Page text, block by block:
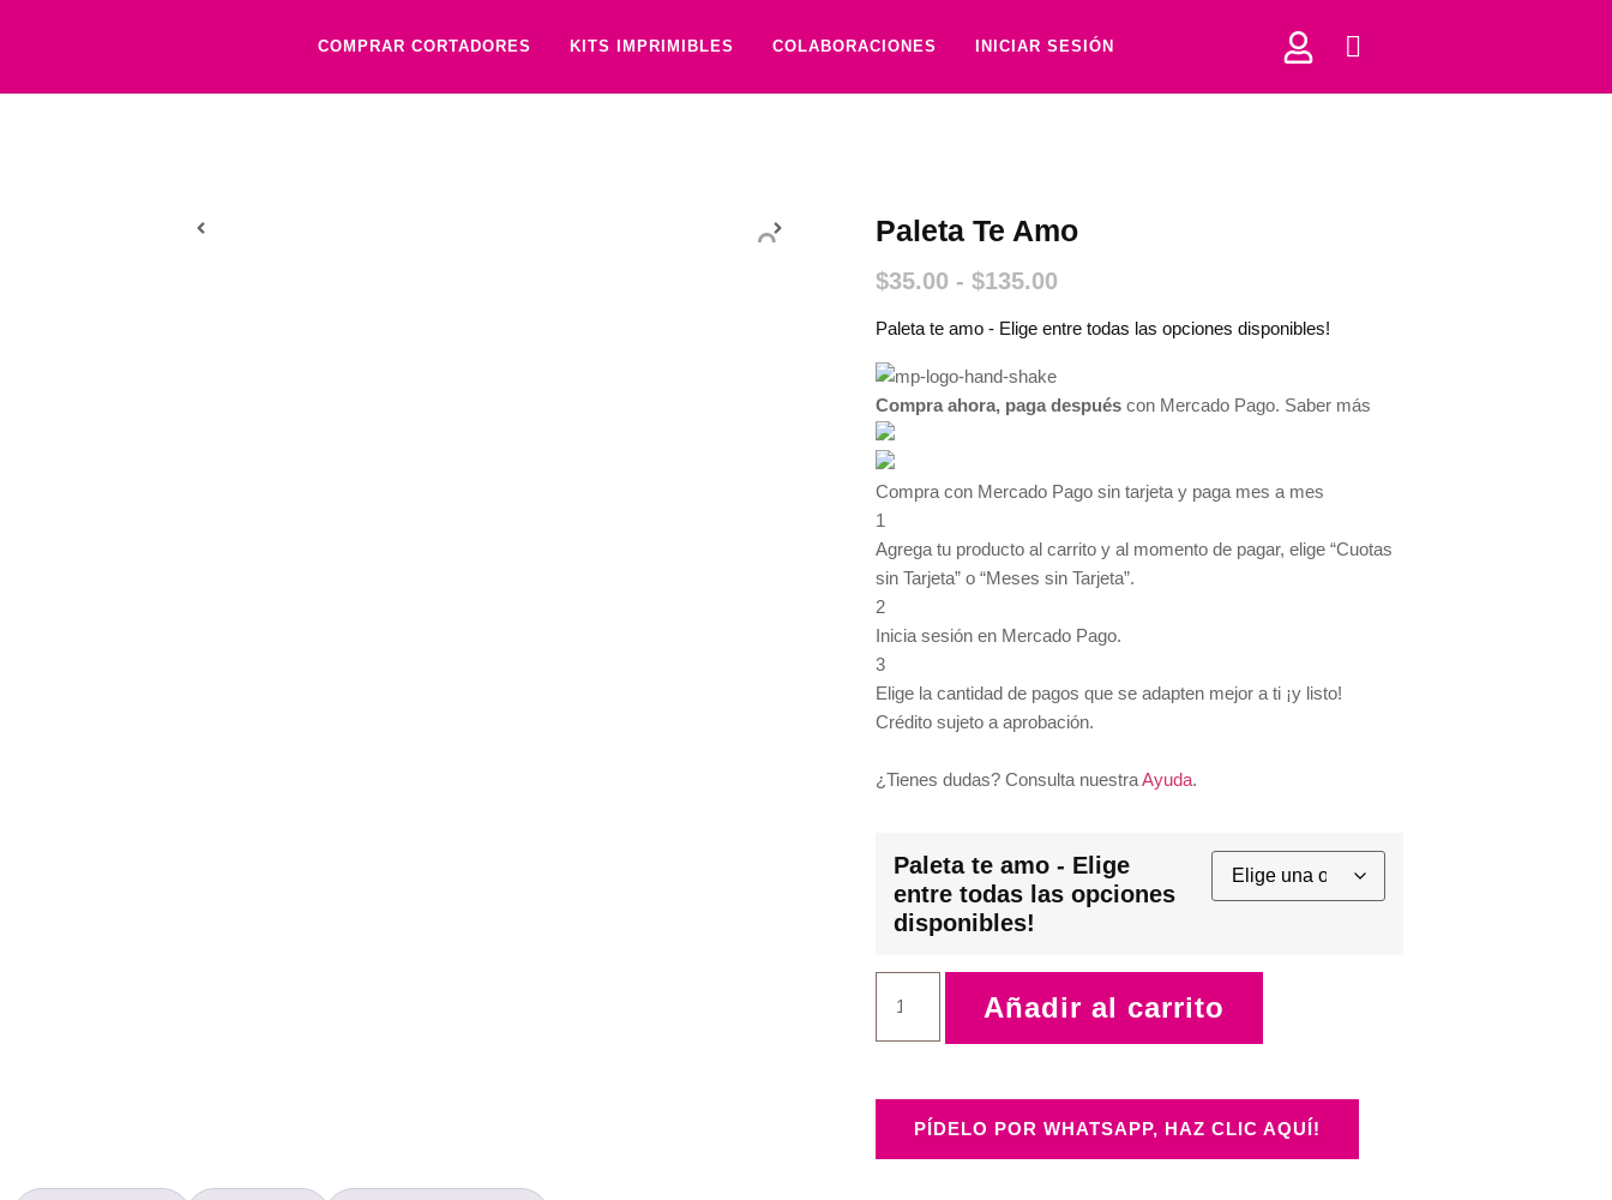
COMPRAR CORTADORES KITS IMPRIMIBLES COLABORACIONES INICIAR SESIÓN
Paleta Te Amo
$35.00 - $135.00
Paleta te amo - Elige entre todas las opciones disponibles!
Compra ahora, paga despuéscon Mercado Pago. Saber más
Compra con Mercado Pago sin tarjeta y paga mes a mes
1
Agrega tu producto al carrito y al momento de pagar, elige “Cuotas
sin Tarjeta” o “Meses sin Tarjeta”.
2
Inicia sesión en Mercado Pago.
3
Elige la cantidad de pagos que se adapten mejor a ti ¡y listo!
Crédito sujeto a aprobación.
¿Tienes dudas? Consulta nuestraAyuda.
Paleta te amo - Elige
entre todas las opciones
disponibles!
Añadir al carrito
PÍDELO POR WHATSAPP, HAZ CLIC AQUÍ!